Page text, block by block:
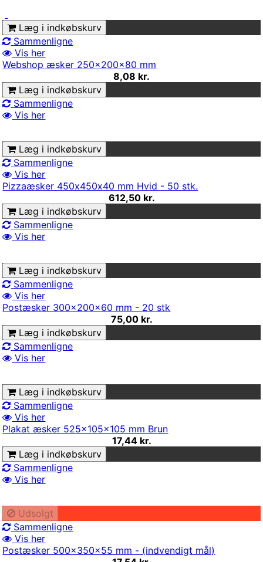
Læg i indkøbskurv
Sammenligne
Vis her
Webshop æsker 250x200x80 mm
8,08 kr.
Læg i indkøbskurv
Sammenligne
Vis her
Læg i indkøbskurv
Sammenligne
Vis her
Pizzaæsker 450х450x40 mm Hvid - 50 stk.
612,50 kr.
Læg i indkøbskurv
Sammenligne
Vis her
Læg i indkøbskurv
Sammenligne
Vis her
Postæsker 300x200x60 mm - 20 stk
75,00 kr.
Læg i indkøbskurv
Sammenligne
Vis her
Læg i indkøbskurv
Sammenligne
Vis her
Plakat æsker 525x105x105 mm Brun
17,44 kr.
Læg i indkøbskurv
Sammenligne
Vis her
Udsolgt
Sammenligne
Vis her
Postæsker 500x350x55 mm - (indvendigt mål)